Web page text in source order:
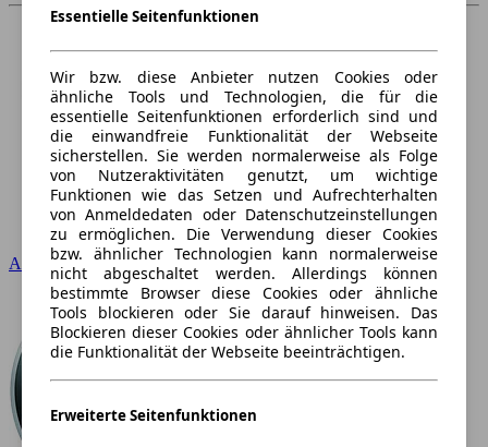
Audi
Essentielle Seitenfunktionen
Wir bzw. diese Anbieter nutzen Cookies oder
ähnliche Tools und Technologien, die für die
essentielle Seitenfunktionen erforderlich sind und
die einwandfreie Funktionalität der Webseite
sicherstellen. Sie werden normalerweise als Folge
von Nutzeraktivitäten genutzt, um wichtige
Funktionen wie das Setzen und Aufrechterhalten
von Anmeldedaten oder Datenschutzeinstellungen
zu ermöglichen. Die Verwendung dieser Cookies
bzw. ähnlicher Technologien kann normalerweise
nicht abgeschaltet werden. Allerdings können
bestimmte Browser diese Cookies oder ähnliche
Tools blockieren oder Sie darauf hinweisen. Das
Blockieren dieser Cookies oder ähnlicher Tools kann
die Funktionalität der Webseite beeinträchtigen.
Erweiterte Seitenfunktionen